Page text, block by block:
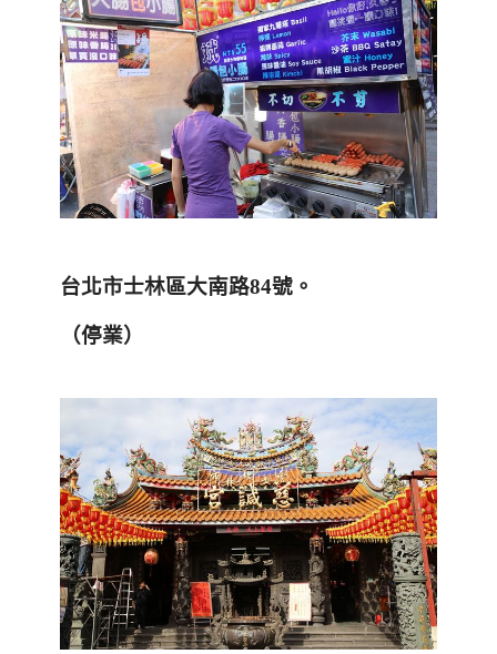
台北市士林區大南路84號。
（停業）